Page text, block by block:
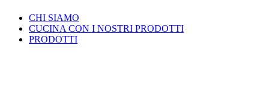
CHI SIAMO
CUCINA CON I NOSTRI PRODOTTI
PRODOTTI